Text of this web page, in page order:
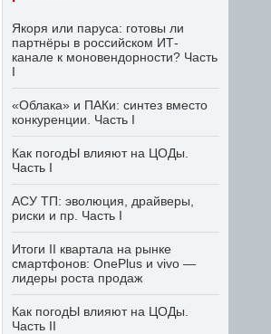
Якоря или паруса: готовы ли
партнёры в российском ИТ-
канале к моновендорности? Часть
I
«Облака» и ПАКи: синтез вместо
конкуренции. Часть I
Как погодЫ влияют на ЦОДы.
Часть I
АСУ ТП: эволюция, драйверы,
риски и пр. Часть I
Итоги II квартала на рынке
смартфонов: OnePlus и vivo —
лидеры роста продаж
Как погодЫ влияют на ЦОДы.
Часть II